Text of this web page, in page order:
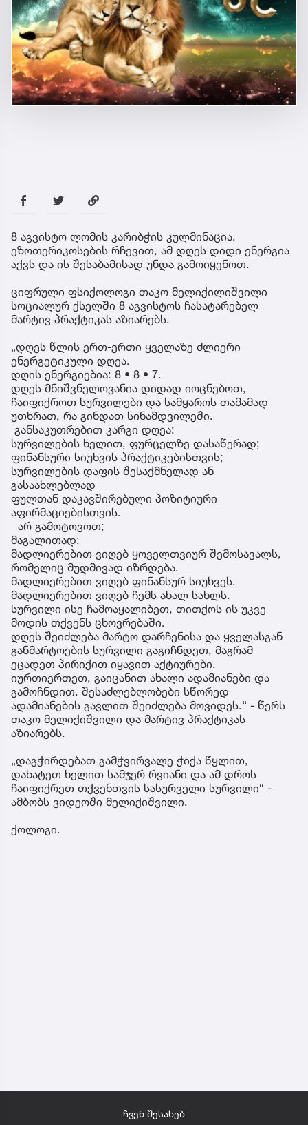
8 აგვისტო ლომის კარიბჭის კულმინაცია.
ეზოთერიკოსების რჩევით, ამ დღეს დიდი ენერგია
აქვს და ის შესაბამისად უნდა გამოიყენოთ.
ციფრული ფსიქოლოგი თაკო მელიქილიშვილი
სოციალურ ქსელში 8 აგვისტოს ჩასატარებელ
მარტივ პრაქტიკას აზიარებს.
„დღეს წლის ერთ-ერთი ყველაზე ძლიერი
ენერგეტიკული დღეა.
დღის ენერგიებია: 8 • 8 • 7.
დღეს მნიშვნელოვანია დიდად იოცნებოთ,
ჩაიფიქროთ სურვილები და სამყაროს თამამად
უთხრათ, რა გინდათ სინამდვილეში.
განსაკუთრებით კარგი დღეა:
სურვილების ხელით, ფურცელზე დასაწერად;
ფინანსური სიუხვის პრაქტიკებისთვის;
სურვილების დაფის შესაქმნელად ან
გასაახლებლად
ფულთან დაკავშირებული პოზიტიური
აფირმაციებისთვის.
არ გამოტოვოთ;
მაგალითად:
მადლიერებით ვიღებ ყოველთვიურ შემოსავალს,
რომელიც მუდმივად იზრდება.
მადლიერებით ვიღებ ფინანსურ სიუხვეს.
მადლიერებით ვიღებ ჩემს ახალ სახლს.
სურვილი ისე ჩამოაყალიბეთ, თითქოს ის უკვე
მოდის თქვენს ცხოვრებაში.
დღეს შეიძლება მარტო დარჩენისა და ყველასგან
განმარტოების სურვილი გაგიჩნდეთ, მაგრამ
ეცადეთ პირიქით იყავით აქტიურები,
იურთიერთეთ, გაიცანით ახალი ადამიანები და
გამოჩნდით. შესაძლებლობები სწორედ
ადამიანების გავლით შეიძლება მოვიდეს.“ - წერს
თაკო მელიქიშვილი და მარტივ პრაქტიკას
აზიარებს.
„დაგჭირდებათ გამჭვირვალე ჭიქა წყლით,
დახატეთ ხელით სამჯერ რვიანი და ამ დროს
ჩაიფიქრეთ თქვენთვის სასურველი სურვილი“ -
ამბობს ვიდეოში მელიქიშვილი.
ქოლოგი.
ჩვენ შესახებ